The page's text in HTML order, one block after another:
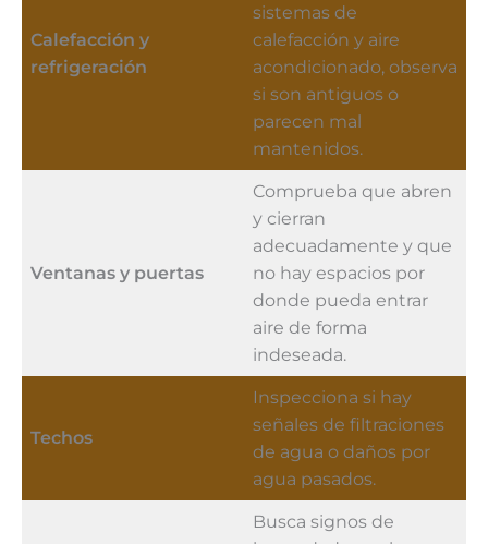
Calefacción y
refrigeración
sistemas de
calefacción y aire
acondicionado, observa
si son antiguos o
parecen mal
mantenidos.
Ventanas y puertas
Comprueba que abren
y cierran
adecuadamente y que
no hay espacios por
donde pueda entrar
aire de forma
indeseada.
Techos
Inspecciona si hay
señales de filtraciones
de agua o daños por
agua pasados.
Busca signos de